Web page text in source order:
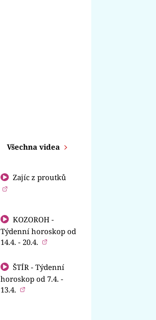
Všechna videa
Zajíc z proutků
KOZOROH -
Týdenní horoskop od
14.4. - 20.4.
ŠTÍR - Týdenní
horoskop od 7.4. -
13.4.